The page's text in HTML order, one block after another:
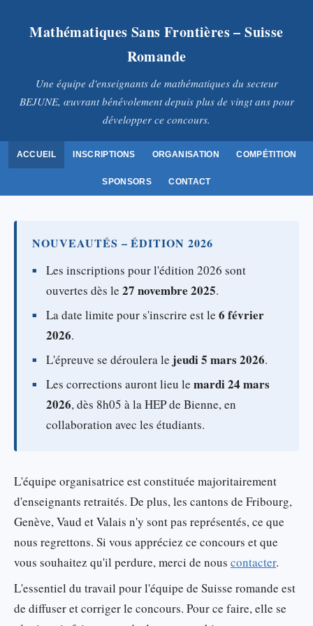
Mathématiques Sans Frontières – Suisse
Romande
Une équipe d'enseignants de mathématiques du secteur
BEJUNE, œuvrant bénévolement depuis plus de vingt ans pour
développer ce concours.
ACCUEIL INSCRIPTIONS ORGANISATION COMPÉTITION
SPONSORS CONTACT
NOUVEAUTÉS – ÉDITION 2026
Les inscriptions pour l'édition 2026 sont
ouvertes dès le 27 novembre 2025.
La date limite pour s'inscrire est le 6 février
2026.
L'épreuve se déroulera le jeudi 5 mars 2026.
Les corrections auront lieu le mardi 24 mars
2026, dès 8h05 à la HEP de Bienne, en
collaboration avec les étudiants.
L'équipe organisatrice est constituée majoritairement
d'enseignants retraités. De plus, les cantons de Fribourg,
Genève, Vaud et Valais n'y sont pas représentés, ce que
nous regrettons. Si vous appréciez ce concours et que
vous souhaitez qu'il perdure, merci de nous contacter.
L'essentiel du travail pour l'équipe de Suisse romande est
de diffuser et corriger le concours. Pour ce faire, elle se